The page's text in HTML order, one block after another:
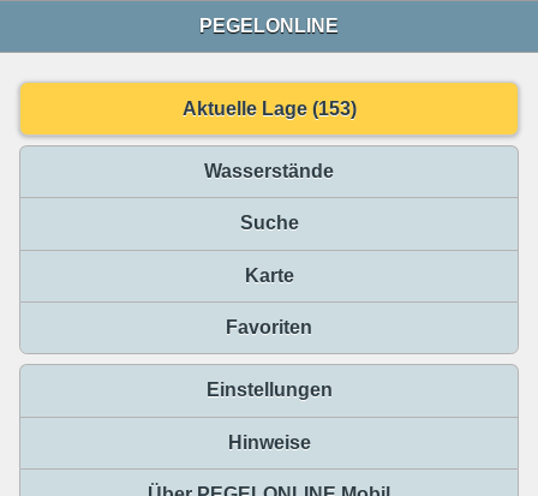
PEGELONLINE
Aktuelle Lage (153)
Wasserstände
Suche
Karte
Favoriten
Einstellungen
Hinweise